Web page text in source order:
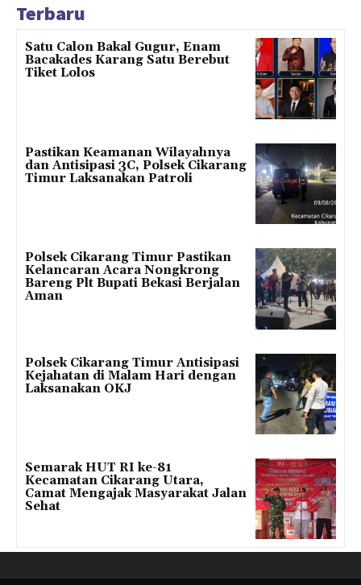
Terbaru
Satu Calon Bakal Gugur, Enam
Bacakades Karang Satu Berebut
Tiket Lolos
Pastikan Keamanan Wilayahnya
dan Antisipasi 3C, Polsek Cikarang
Timur Laksanakan Patroli
Polsek Cikarang Timur Pastikan
Kelancaran Acara Nongkrong
Bareng Plt Bupati Bekasi Berjalan
Aman
Polsek Cikarang Timur Antisipasi
Kejahatan di Malam Hari dengan
Laksanakan OKJ
Semarak HUT RI ke-81
Kecamatan Cikarang Utara,
Camat Mengajak Masyarakat Jalan
Sehat